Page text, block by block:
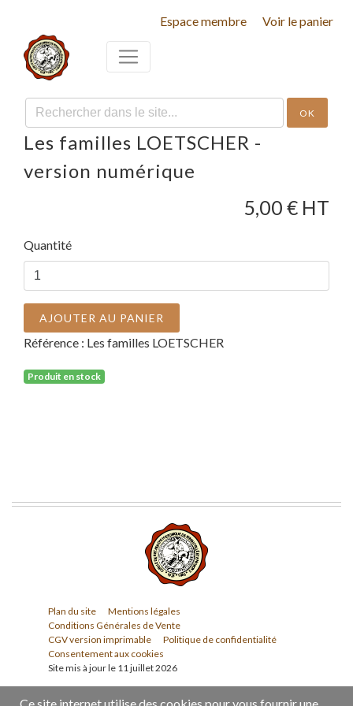
Espace membre Voir le panier
OK
Les familles LOETSCHER -
version numérique
5,00 € HT
Quantité
AJOUTER AU PANIER
Référence : Les familles LOETSCHER
Produit en stock
Plan du site
Mentions légales
Conditions Générales de Vente
CGV version imprimable
Politique de confidentialité
Consentement aux cookies
Site mis à jour le 11 juillet 2026